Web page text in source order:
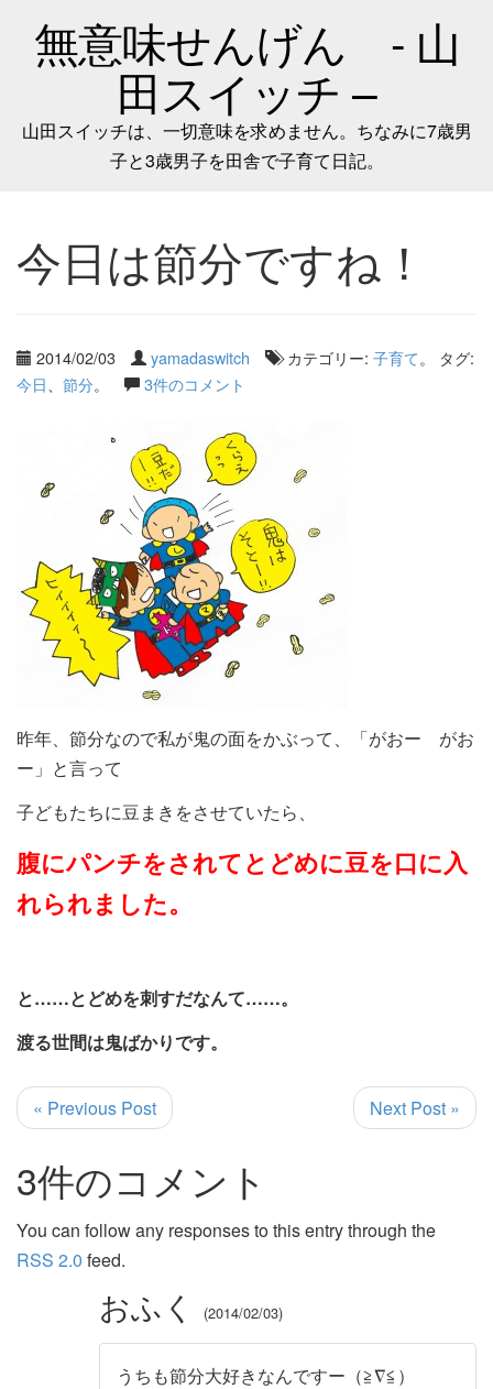
無意味せんげん - 山
田スイッチ –
山田スイッチは、一切意味を求めません。ちなみに7歳男
子と3歳男子を田舎で子育て日記。
今日は節分ですね！
2014/02/03 yamadaswitch カテゴリー: 子育て。 タグ:
今日
節分。 3件のコメント
昨年、節分なので私が鬼の面をかぶって、「がおー がお
ー」と言って
子どもたちに豆まきをさせていたら、
腹にパンチをされてとどめに豆を口に入
れられました。
と……とどめを刺すだなんて……。
渡る世間は鬼ばかりです。
« Previous Post Next Post »
3件のコメント
You can follow any responses to this entry through the
RSS 2.0 feed.
おふく 2014/02/03
うちも節分大好きなんですー（≧∇≦）